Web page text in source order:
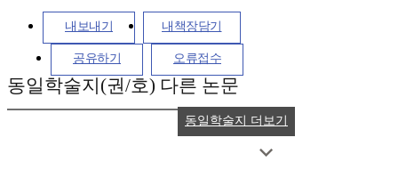
내보내기 내책장담기
공유하기 오류접수
동일학술지(권/호) 다른 논문
동일학술지 더보기